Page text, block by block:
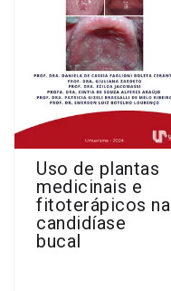
Uso de plantas
medicinais e
fitoterápicos na
candidíase
bucal